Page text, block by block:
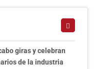
giras y celebran
de la industria